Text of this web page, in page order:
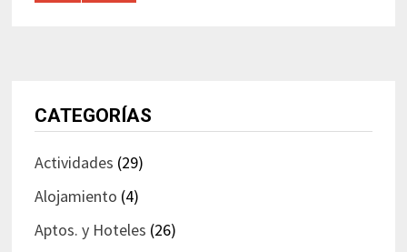
CATEGORÍAS
Actividades (29)
Alojamiento (4)
Aptos. y Hoteles (26)